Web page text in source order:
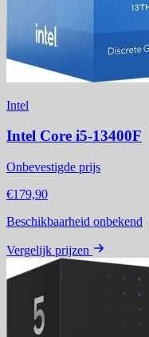
Intel
Intel Core i5-13400F
Onbevestigde prijs
€179,90
Beschikbaarheid onbekend
Vergelijk prijzen